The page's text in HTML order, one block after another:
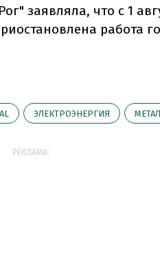
заявляла, что с 1
работа
ЭЛЕКТРОЭНЕРГИЯ
РЕКЛАМА: